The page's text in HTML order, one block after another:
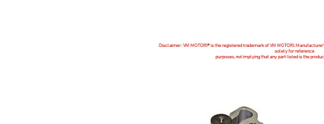
Disclaimer : VM MOTORI® is the registered trademark of VM MOTORI.
solely for reference
purposes, not implying that any part listed is the